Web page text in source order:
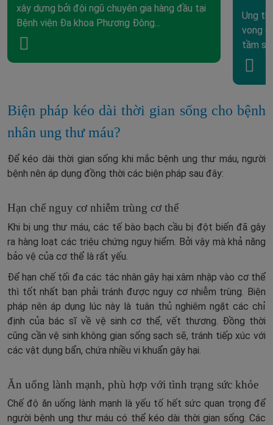
xây dựng bởi đội ngũ chuyên gia hàng đầu tại
Bệnh viện Đa khoa Phương Đông...
Ung
vong
tầm
Biện pháp kéo dài thời gian sống cho bệnh
nhân ung thư máu?
Để kéo dài thời gian sống khi mắc bệnh ung thư máu, người
bệnh nên áp dụng đồng thời các biện pháp sau đây:
Hạn chế nguy cơ nhiễm trùng cơ thể
Khi bị ung thư máu, các tế bào bạch cầu bị đột biến đã gây
ra hàng loạt các triệu chứng nguy hiểm. Bởi vậy mà khả năng
bảo vệ của cơ thể là rất yếu.
Để hạn chế tối đa các tác nhân gây hại xâm nhập vào cơ thể
thì tốt nhất bạn phải tránh được nguy cơ nhiễm trùng. Biện
pháp nên áp dụng lúc này là tuân thủ nghiêm ngặt các chỉ
định của bác sĩ về vệ sinh cơ thể, vết thương. Đồng thời
cũng cần vệ sinh không gian sống sạch sẽ, tránh tiếp xúc với
các vật dụng bẩn, chứa nhiều vi khuẩn gây hại.
Ăn uống lành mạnh, phù hợp với tình trạng sức khỏe
Chế độ ăn uống lành mạnh là yếu tố hết sức quan trọng để
người bệnh ung thư máu có thể kéo dài thời gian sống. Các